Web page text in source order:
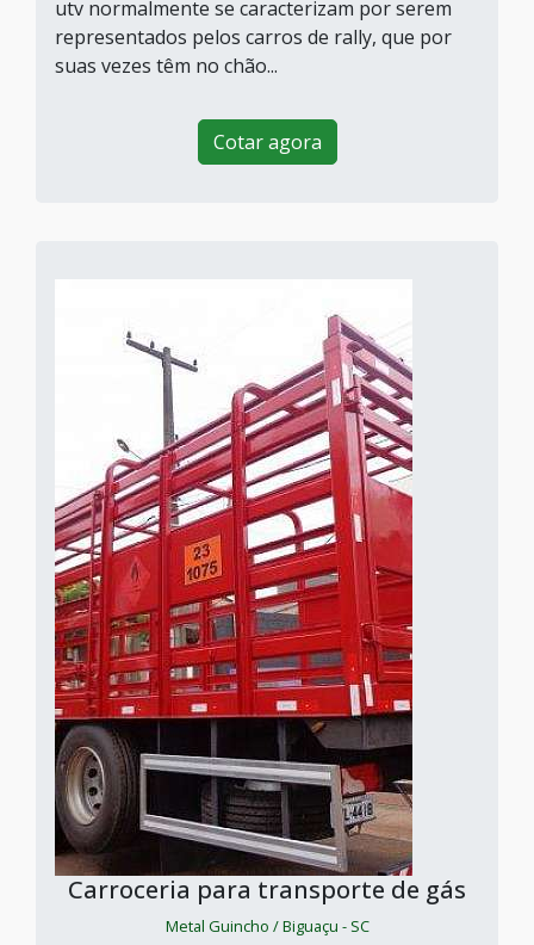
utv normalmente se caracterizam por serem
representados pelos carros de rally, que por
suas vezes têm no chão...
Cotar agora
Carroceria para transporte de gás
Metal Guincho / Biguaçu - SC